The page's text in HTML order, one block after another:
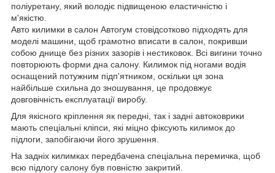
поліуретану, який володіє підвищеною еластичністю і
м'якістю.
Авто килимки в салон Автогум стовідсотково підходять для
моделі машини, щоб грамотно вписати в салон, покривши
собою днище без різних зазорів і нестиковок. Всі вигини точно
повторюють форми дна салону. Килимок під ногами водія
оснащений потужним підп'ятником, оскільки ця зона
найбільше схильна до зношування, це продовжує
довговічність експлуатації виробу.
Для якісного кріплення як передні, так і задні автоковрики
мають спеціальні кліпси, які міцно фіксують килимок до
підлоги, запобігаючи його зрушення.
На задніх килимках передбачена спеціальна перемичка, щоб
всю підлогу салону був повністю закритий.